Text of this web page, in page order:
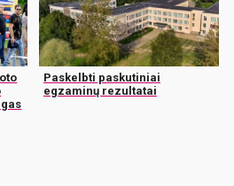
Paskelbti paskutiniai
egzaminų rezultatai